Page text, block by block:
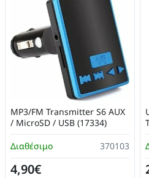
Διαθέσιμο 370103
MP3/FM Transmitter S6 AUX
/ MicroSD / USB (17334)
4,90€